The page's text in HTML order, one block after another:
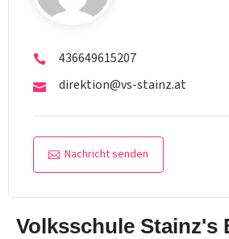
436649615207
direktion@vs-stainz.at
Nachricht senden
Volksschule Stainz's